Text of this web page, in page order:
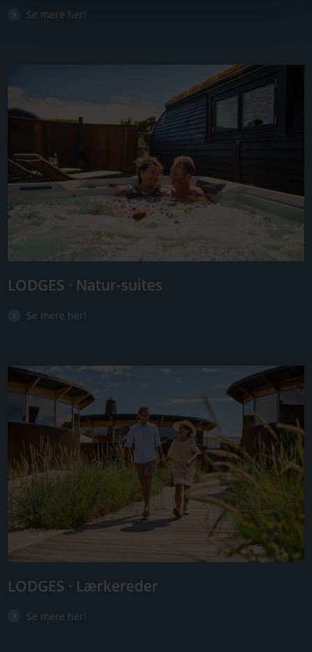
Se mere her!
LODGES · Natur-suites
Se mere her!
LODGES · Lærkereder
Se mere her!